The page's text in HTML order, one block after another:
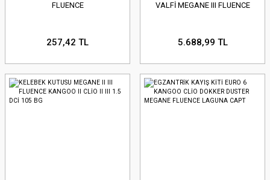
FLUENCE
257,42 TL
VALFİ MEGANE III FLUENCE
5.688,99 TL